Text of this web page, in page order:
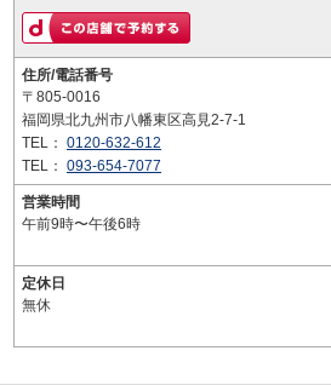
住所/電話番号
〒805-0016
福岡県北九州市八幡東区高見2-7-1
TEL： 0120-632-612
TEL： 093-654-7077
営業時間
午前9時〜午後6時
定休日
無休